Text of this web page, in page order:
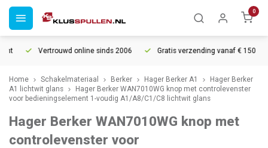
0
Vertrouwd online sinds 2006 Gratis verzending vanaf € 150
Home Schakelmateriaal Berker Hager Berker A1
Hager Berker
A1 lichtwit glans
Hager Berker WAN7010WG knop met controlevenster
voor bedieningselement 1-voudig A1/A8/C1/C8 lichtwit glans
Hager Berker WAN7010WG knop met
controlevenster voor